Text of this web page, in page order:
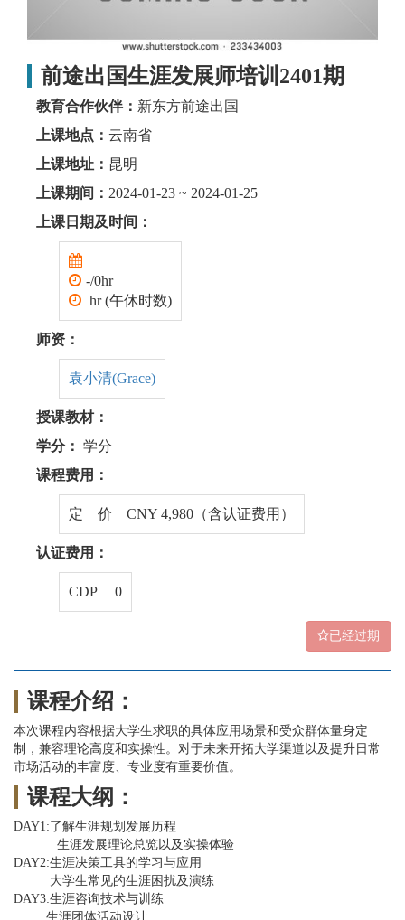
前途出国生涯发展师培训2401期
教育合作伙伴： 新东方前途出国
上课地点： 云南省
上课地址： 昆明
上课期间： 2024-01-23 ~ 2024-01-25
上课日期及时间：
-/0hr
hr (午休时数)
师资：
袁小清(Grace)
授课教材：
学分： 学分
课程费用：
定 价 CNY 4,980（含认证费用）
认证费用：
CDP 0
已经过期
课程介绍：
本次课程内容根据大学生求职的具体应用场景和受众群体量身定
制，兼容理论高度和实操性。对于未来开拓大学渠道以及提升日常
市场活动的丰富度、专业度有重要价值。
课程大纲：
DAY1:了解生涯规划发展历程
生涯发展理论总览以及实操体验
DAY2:生涯决策工具的学习与应用
大学生常见的生涯困扰及演练
DAY3:生涯咨询技术与训练
生涯团体活动设计